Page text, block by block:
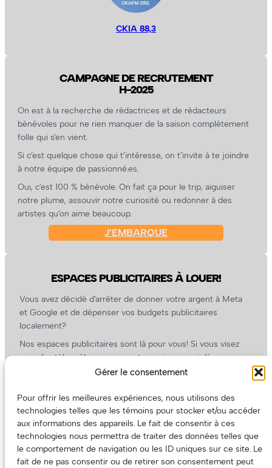
Gérer le consentement
Pour offrir les meilleures expériences, nous utilisons des
technologies telles que les témoins pour stocker et/ou accéder
aux informations des appareils. Le fait de consentir à ces
technologies nous permettra de traiter des données telles que
le comportement de navigation ou les ID uniques sur ce site. Le
fait de ne pas consentir ou de retirer son consentement peut
CKIA 88,3
CAMPAGNE DE RECRUTEMENT
H-2025
On est à la recherche de rédactrices et de rédacteurs
bénévoles pour ne rien manquer de la saison complètement
folle qui s’en vient.
Si c’est quelque chose qui t’intéresse, on t’invite à te joindre
à notre équipe de passionné.es.
Oui, c’est 100 % bénévole. On fait ça pour le trip, aiguiser
notre plume, assouvir notre curiosité ou redonner à des
artistes qu’on aime beaucoup.
J’EMBARQUE
ESPACES PUBLICITAIRES À LOUER!
Vous avez décidé d’arrêter de donner votre argent à Meta
et Google et de dépenser vos budgets publicitaires
localement?
Nos espaces publicitaires sont là pour vous! Si vous visez
une clientèle mélomane, ouverte, curieuse, qui dépense
l’argent qu’elle a (ou pas) dans la culture, nous sommes un
On prépare une grille tarifaire intéressante et on vous
revient.
(Oui, on va avoir des tarifs spéciaux pour vous, les artistes!)